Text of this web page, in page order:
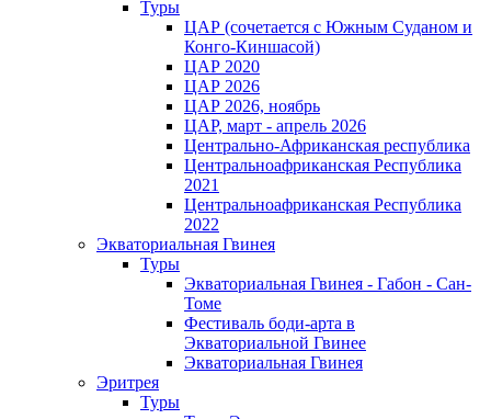
Туры
ЦАР (сочетается с Южным Суданом и
Конго-Киншасой)
ЦАР 2020
ЦАР 2026
ЦАР 2026, ноябрь
ЦАР, март - апрель 2026
Центрально-Африканская республика
Центральноафриканская Республика
2021
Центральноафриканская Республика
2022
Экваториальная Гвинея
Туры
Экваториальная Гвинея - Габон - Сан-
Томе
Фестиваль боди-арта в
Экваториальной Гвинее
Экваториальная Гвинея
Эритрея
Туры